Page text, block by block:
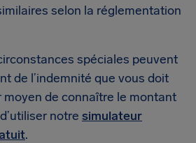
selon la réglementation
spéciales peuvent
de l’indemnité que vous doit
moyen de connaître le montant
notre simulateur
.